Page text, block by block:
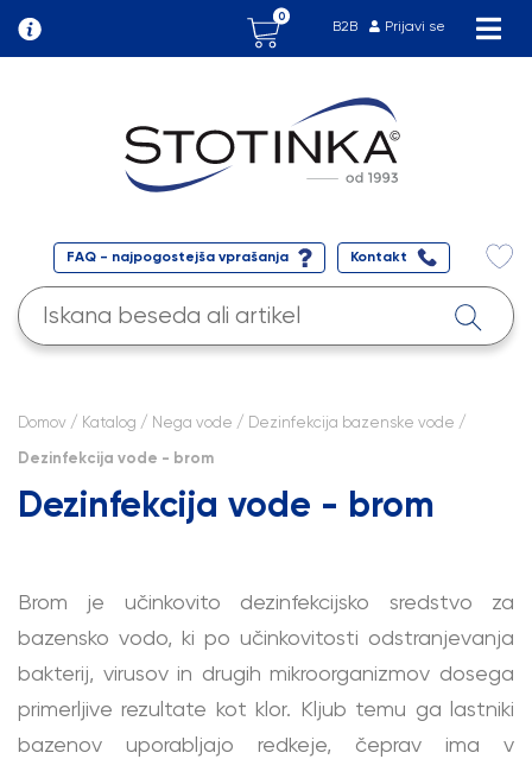
B2B Prijavi se
0
FAQ - najpogostejša vprašanja Kontakt
Domov / Katalog / Nega vode / Dezinfekcija bazenske vode /
Dezinfekcija vode - brom
Dezinfekcija vode - brom
Brom je učinkovito dezinfekcijsko sredstvo za
bazensko vodo, ki po učinkovitosti odstranjevanja
bakterij, virusov in drugih mikroorganizmov dosega
primerljive rezultate kot klor. Kljub temu ga lastniki
bazenov uporabljajo redkeje, čeprav ima v